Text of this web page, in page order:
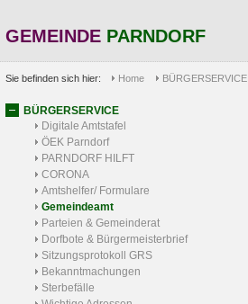
GEMEINDE PARNDORF
Sie befinden sich hier: Home BÜRGERSERVICE
BÜRGERSERVICE
Digitale Amtstafel
ÖEK Parndorf
PARNDORF HILFT
CORONA
Amtshelfer/ Formulare
Gemeindeamt
Parteien & Gemeinderat
Dorfbote & Bürgermeisterbrief
Sitzungsprotokoll GRS
Bekanntmachungen
Sterbefälle